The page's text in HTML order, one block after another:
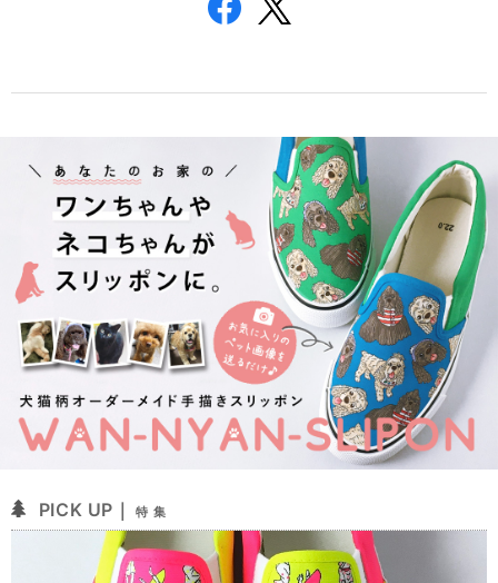
PICK UP｜ 特 集